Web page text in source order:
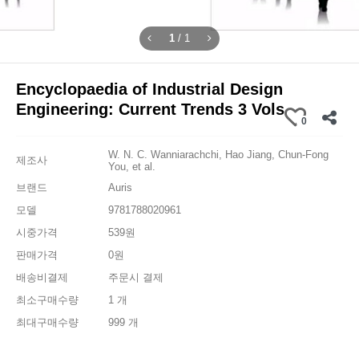
1 / 1
Encyclopaedia of Industrial Design
Engineering: Current Trends 3 Vols
0
제조사
W. N. C. Wanniarachchi, Hao Jiang, Chun-Fong
You, et al.
브랜드
Auris
모델
9781788020961
시중가격
539원
판매가격
0원
배송비결제
주문시 결제
최소구매수량
1 개
최대구매수량
999 개